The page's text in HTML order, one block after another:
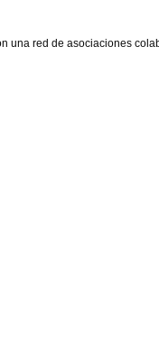
una red de asociaciones